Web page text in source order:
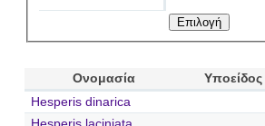
Ονομασία Υποείδος
Hesperis dinarica